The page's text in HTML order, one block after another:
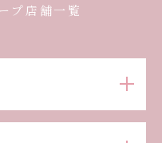
プ店舗一覧